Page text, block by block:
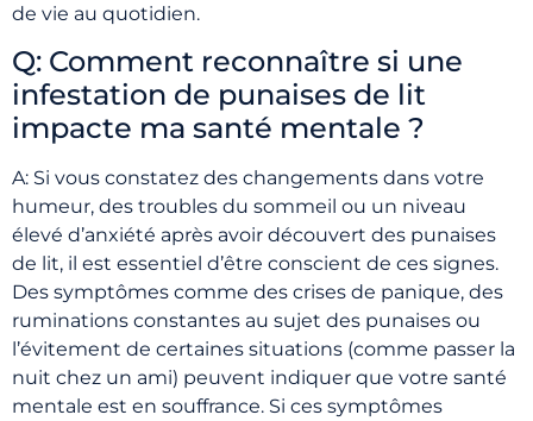
de vie au quotidien.
Q: Comment reconnaître si une
infestation de punaises de lit
impacte ma santé mentale ?
A: Si vous constatez des changements dans votre
humeur, des troubles du sommeil ou un niveau
élevé d’anxiété après avoir découvert des punaises
de lit, il est essentiel d’être conscient de ces signes.
Des symptômes comme des crises de panique, des
ruminations constantes au sujet des punaises ou
l’évitement de certaines situations (comme passer la
nuit chez un ami) peuvent indiquer que votre santé
mentale est en souffrance. Si ces symptômes